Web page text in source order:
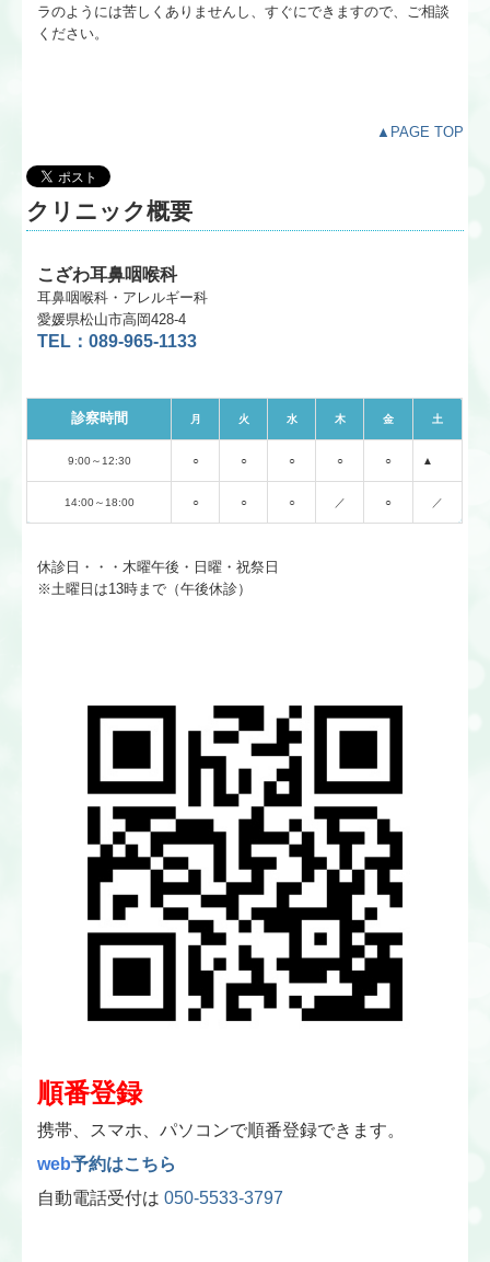
ラのようには苦しくありませんし、すぐにできますので、ご相談
ください。
▲PAGE TOP
クリニック概要
こざわ耳鼻咽喉科
耳鼻咽喉科・アレルギー科
愛媛県松山市高岡428-4
TEL：089-965-1133
診察時間 月 火 水 木 金 土
9:00～12:30 ○ ○ ○ ○ ○ ▲
14:00～18:00 ○ ○ ○ ／ ○ ／
休診日・・・木曜午後・日曜・祝祭日
※ 土曜日は13時まで（午後休診）
順番登録
携帯、スマホ、パソコンで順番登録できます。
web予約はこちら
自動電話受付は050-5533-3797